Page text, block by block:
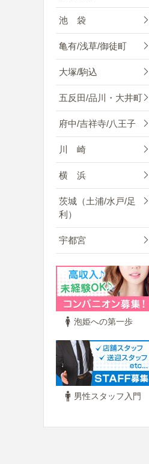
池 袋
亀有/浅草/御徒町
大塚/駒込
五反田/品川・大井町
府中/吉祥寺/八王子
川 崎
横 浜
茨城（土浦/水戸/足
利）
宇都宮
泡姫への第一歩
男性スタッフ入門